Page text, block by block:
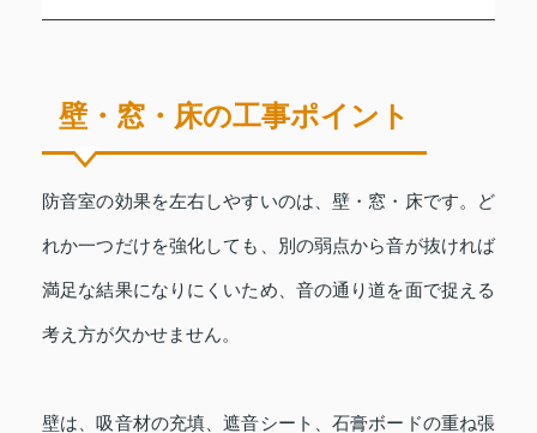
壁・窓・床の工事ポイント
防音室の効果を左右しやすいのは、壁・窓・床です。ど
れか一つだけを強化しても、別の弱点から音が抜ければ
満足な結果になりにくいため、音の通り道を面で捉える
考え方が欠かせません。
壁は、吸音材の充填、遮音シート、石膏ボードの重ね張